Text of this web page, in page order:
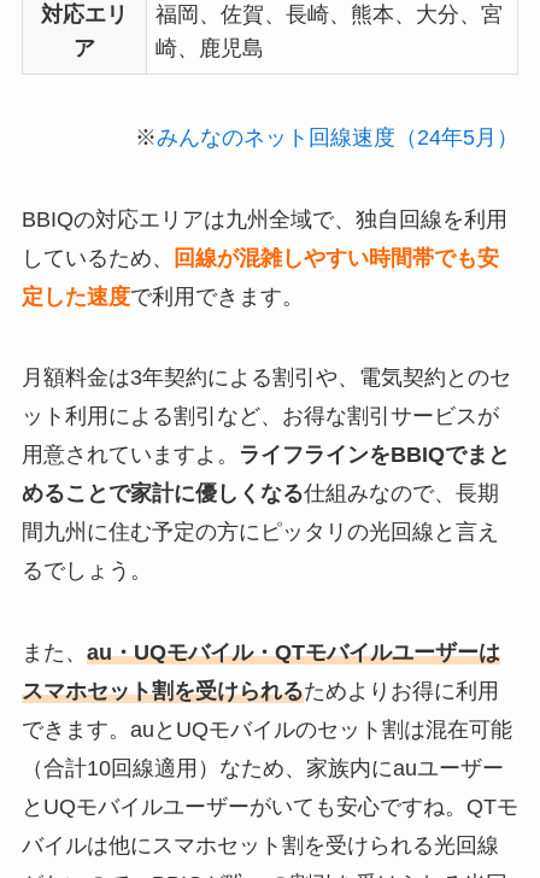
対応エリ
ア
福岡、佐賀、長崎、熊本、大分、宮
崎、鹿児島
※みんなのネット回線速度（24年5月）
BBIQの対応エリアは九州全域で、独自回線を利用
しているため、
回線が混雑しやすい時間帯でも安
定した速度で利用できます。
月額料金は3年契約による割引や、電気契約とのセ
ット利用による割引など、お得な割引サービスが
用意されていますよ。
ライフラインをBBIQでまと
めることで家計に優しくなる仕組みなので、長期
間九州に住む予定の方にピッタリの光回線と言え
るでしょう。
また、 au・UQモバイル・QTモバイルユーザーは
スマホセット割を受けられるためよりお得に利用
できます。auとUQモバイルのセット割は混在可能
（合計10回線適用）なため、家族内にauユーザー
とUQモバイルユーザーがいても安心ですね。QTモ
バイルは他にスマホセット割を受けられる光回線